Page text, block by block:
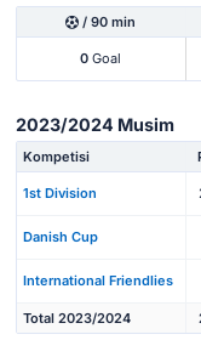
/ 90 min
0 Goal
2023/2024 Musim
Kompetisi
1st Division
Danish Cup
International Friendlies
Total 2023/2024